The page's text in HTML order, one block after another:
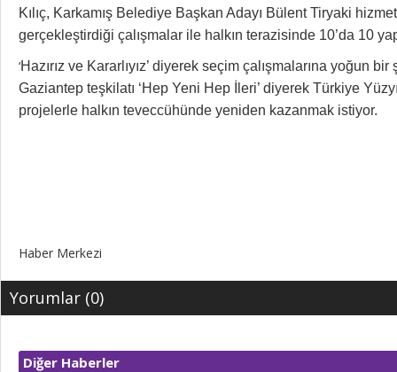
Kılıç, Karkamış Belediye Başkan Adayı Bülent Tiryaki
gerçekleştirdiği çalışmalar ile halkın terazisinde 10’da 10
‘Hazırız ve Kararlıyız’ diyerek seçim çalışmalarına yoğun
Gaziantep teşkilatı ‘Hep Yeni Hep İleri’ diyerek Türkiye
projelerle halkın teveccühünde yeniden kazanmak istiyor.
Haber Merkezi
Yorumlar (0)
Diğer Haberler